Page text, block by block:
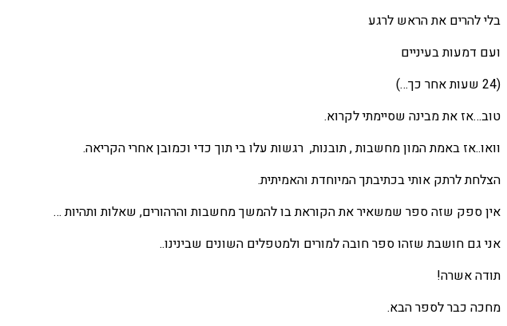
בלי להרים את הראש לרגע
ועם דמעות בעיניים
(24 שעות אחר כך…)
טוב…אז את מבינה שסיימתי לקרוא.
וואו..אז באמת המון מחשבות , תובנות, רגשות עלו בי תוך כדי וכמובן אחרי הקריאה.
הצלחת לרתק אותי בכתיבתך המיוחדת והאמיתית.
אין ספק שזה ספר שמשאיר את הקוראת בו להמשך מחשבות והרהורים, שאלות ותהיות …
אני גם חושבת שזהו ספר חובה למורים ולמטפלים השונים שבינינו..
תודה אשרה!
מחכה כבר לספר הבא.